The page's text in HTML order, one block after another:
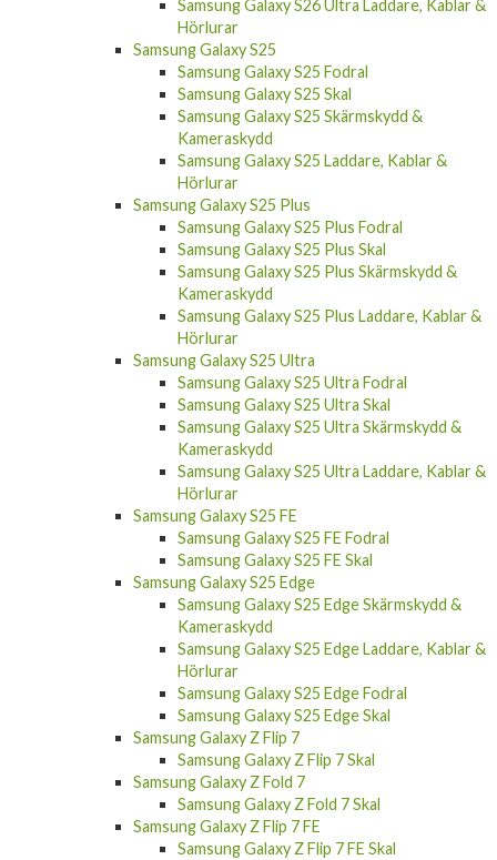
Samsung Galaxy S26 Ultra Laddare, Kablar &
Hörlurar
Samsung Galaxy S25
Samsung Galaxy S25 Fodral
Samsung Galaxy S25 Skal
Samsung Galaxy S25 Skärmskydd &
Kameraskydd
Samsung Galaxy S25 Laddare, Kablar &
Hörlurar
Samsung Galaxy S25 Plus
Samsung Galaxy S25 Plus Fodral
Samsung Galaxy S25 Plus Skal
Samsung Galaxy S25 Plus Skärmskydd &
Kameraskydd
Samsung Galaxy S25 Plus Laddare, Kablar &
Hörlurar
Samsung Galaxy S25 Ultra
Samsung Galaxy S25 Ultra Fodral
Samsung Galaxy S25 Ultra Skal
Samsung Galaxy S25 Ultra Skärmskydd &
Kameraskydd
Samsung Galaxy S25 Ultra Laddare, Kablar &
Hörlurar
Samsung Galaxy S25 FE
Samsung Galaxy S25 FE Fodral
Samsung Galaxy S25 FE Skal
Samsung Galaxy S25 Edge
Samsung Galaxy S25 Edge Skärmskydd &
Kameraskydd
Samsung Galaxy S25 Edge Laddare, Kablar &
Hörlurar
Samsung Galaxy S25 Edge Fodral
Samsung Galaxy S25 Edge Skal
Samsung Galaxy Z Flip 7
Samsung Galaxy Z Flip 7 Skal
Samsung Galaxy Z Fold 7
Samsung Galaxy Z Fold 7 Skal
Samsung Galaxy Z Flip 7 FE
Samsung Galaxy Z Flip 7 FE Skal